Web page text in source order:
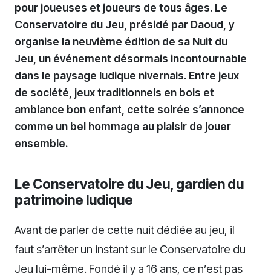
pour joueuses et joueurs de tous âges. Le
Conservatoire du Jeu, présidé par Daoud, y
organise la neuvième édition de sa Nuit du
Jeu, un événement désormais incontournable
dans le paysage ludique nivernais. Entre jeux
de société, jeux traditionnels en bois et
ambiance bon enfant, cette soirée s’annonce
comme un bel hommage au plaisir de jouer
ensemble.
Le Conservatoire du Jeu, gardien du
patrimoine ludique
Avant de parler de cette nuit dédiée au jeu, il
faut s’arrêter un instant sur le Conservatoire du
Jeu lui-même. Fondé il y a 16 ans, ce n’est pas